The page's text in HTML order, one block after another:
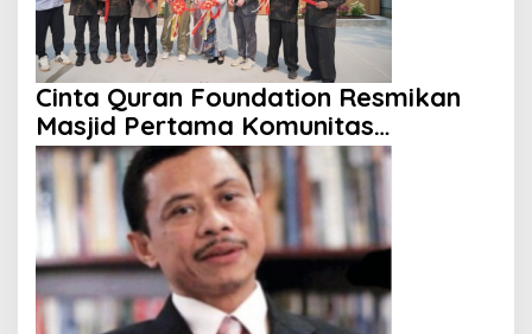
Cinta Quran Foundation Resmikan
Masjid Pertama Komunitas
Indonesia di Kanada